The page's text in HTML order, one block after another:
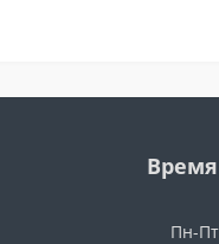
Пн-